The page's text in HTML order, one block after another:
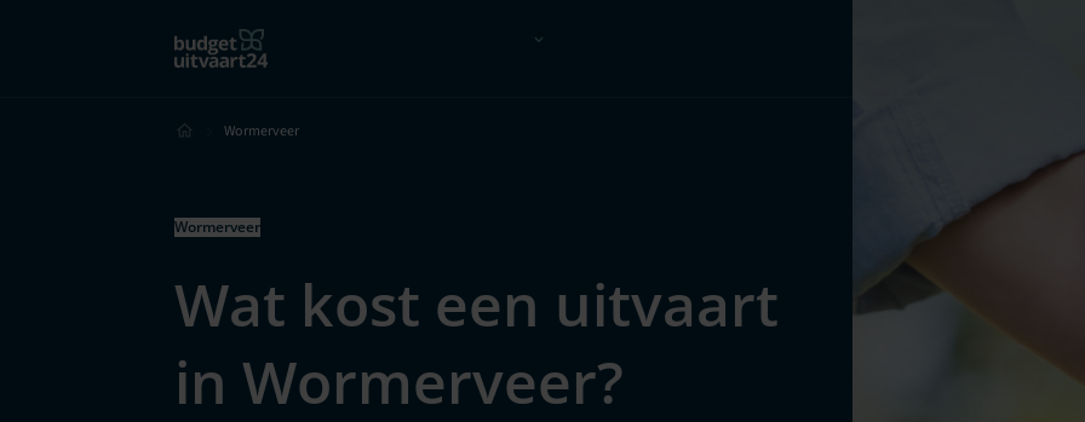
Wormerveer
Wormerveer
Wat kost een uitvaart
in Wormerveer?